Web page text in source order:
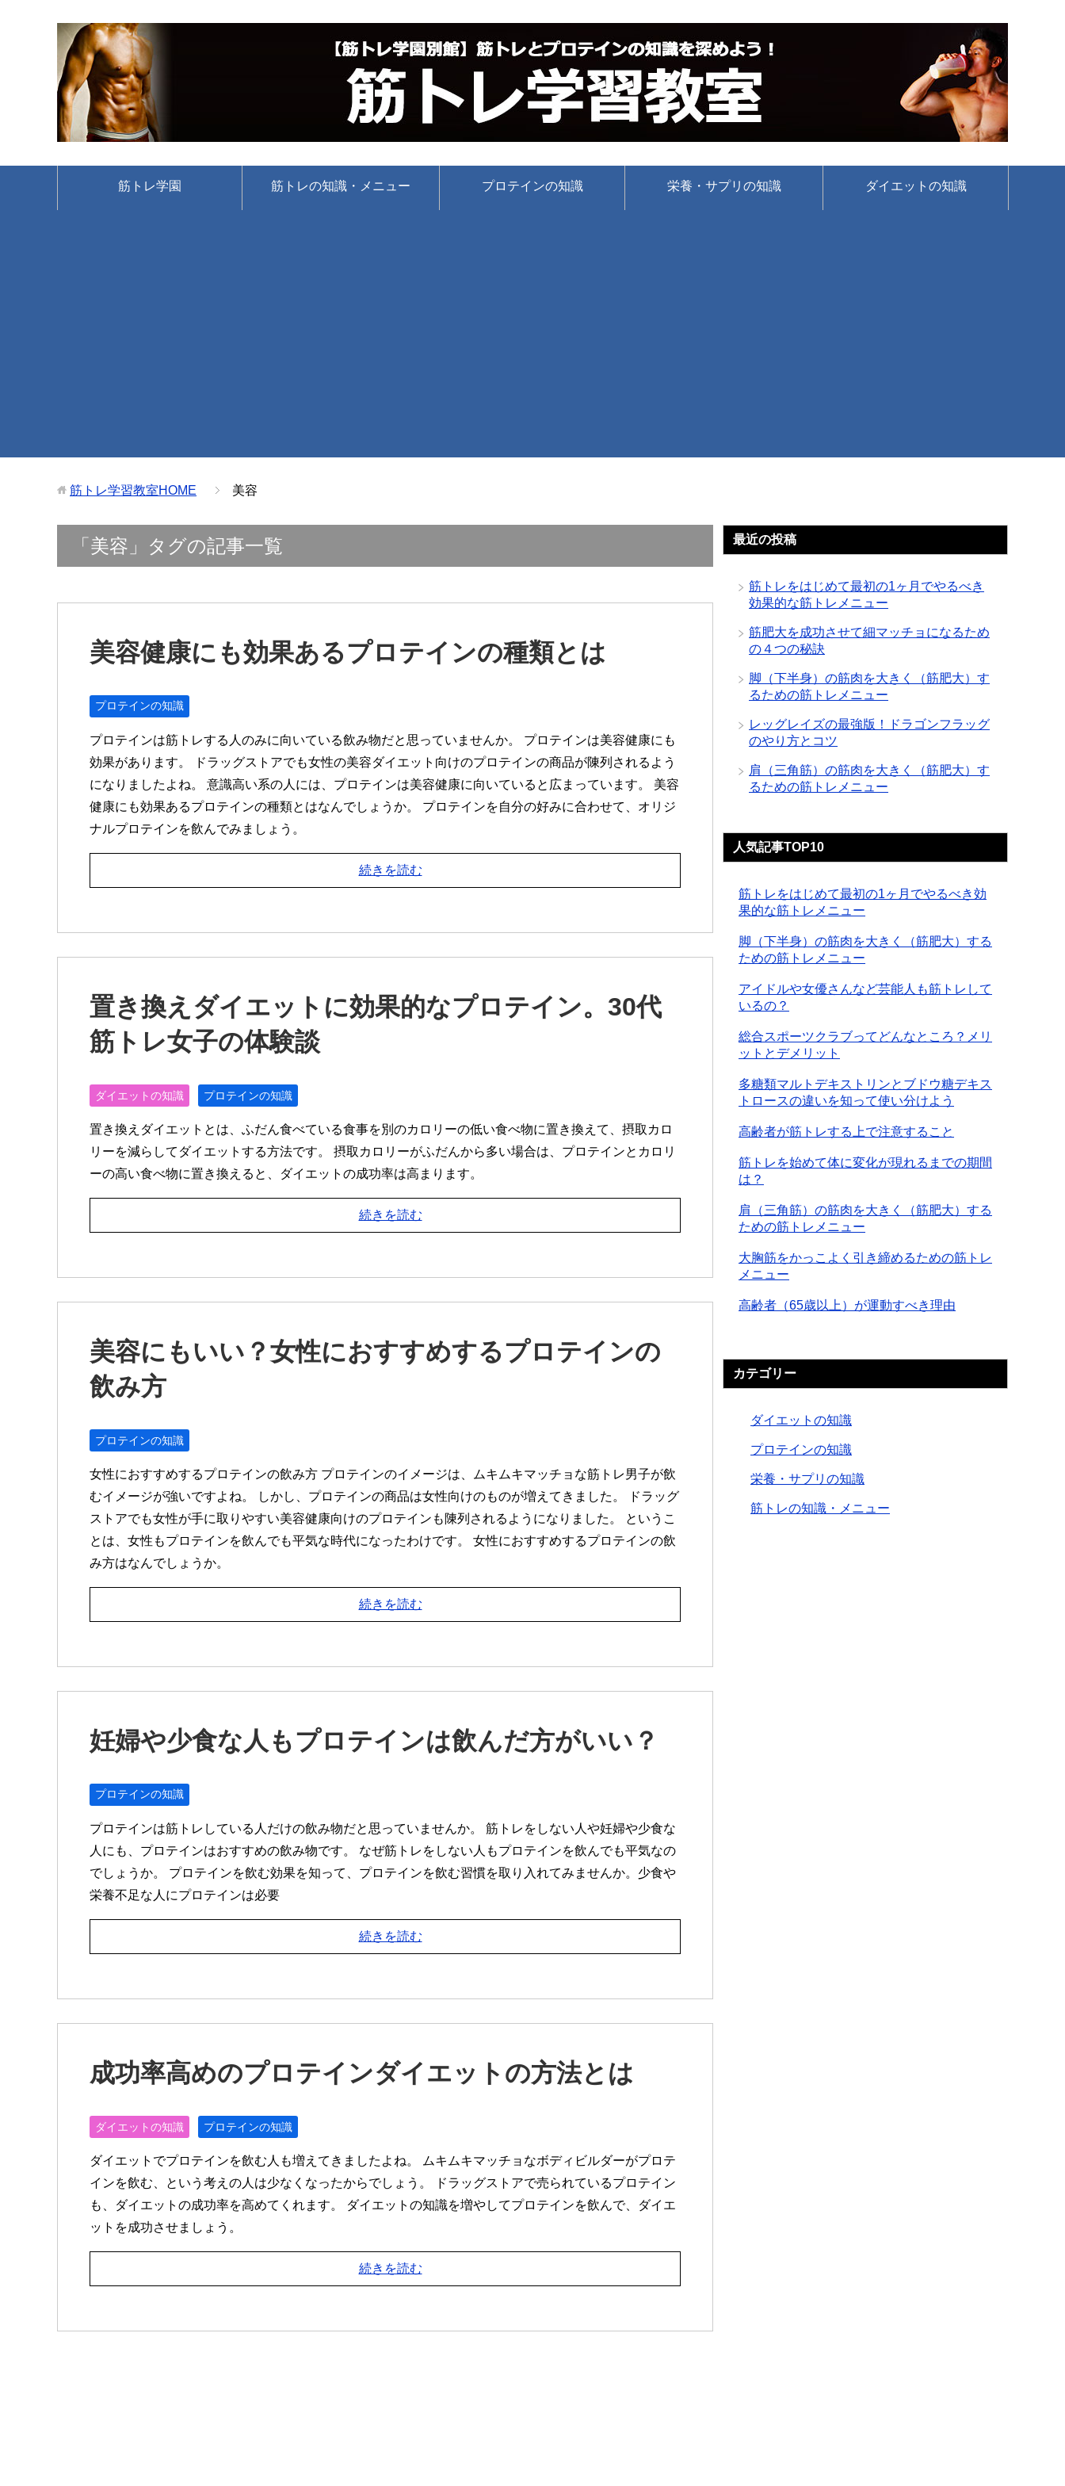
筋トレ学園 筋トレの知識・メニュー プロテインの知識 栄養・サプリの知識 ダイエットの知識
筋トレ学習教室HOME 美容
「美容」タグの記事一覧
美容健康にも効果あるプロテインの種類とは
プロテインの知識
プロテインは筋トレする人のみに向いている飲み物だと思っていませんか。 プロテインは美容健康にも
効果があります。 ドラッグストアでも女性の美容ダイエット向けのプロテインの商品が陳列されるよう
になりましたよね。 意識高い系の人には、プロテインは美容健康に向いていると広まっています。 美容
健康にも効果あるプロテインの種類とはなんでしょうか。 プロテインを自分の好みに合わせて、オリジ
ナルプロテインを飲んでみましょう。
続きを読む
置き換えダイエットに効果的なプロテイン。30代
筋トレ女子の体験談
ダイエットの知識 プロテインの知識
置き換えダイエットとは、ふだん食べている食事を別のカロリーの低い食べ物に置き換えて、摂取カロ
リーを減らしてダイエットする方法です。 摂取カロリーがふだんから多い場合は、プロテインとカロリ
ーの高い食べ物に置き換えると、ダイエットの成功率は高まります。
続きを読む
美容にもいい？女性におすすめするプロテインの
飲み方
プロテインの知識
女性におすすめするプロテインの飲み方 プロテインのイメージは、ムキムキマッチョな筋トレ男子が飲
むイメージが強いですよね。 しかし、プロテインの商品は女性向けのものが増えてきました。 ドラッグ
ストアでも女性が手に取りやすい美容健康向けのプロテインも陳列されるようになりました。 というこ
とは、女性もプロテインを飲んでも平気な時代になったわけです。 女性におすすめするプロテインの飲
み方はなんでしょうか。
続きを読む
妊婦や少食な人もプロテインは飲んだ方がいい？
プロテインの知識
プロテインは筋トレしている人だけの飲み物だと思っていませんか。 筋トレをしない人や妊婦や少食な
人にも、プロテインはおすすめの飲み物です。 なぜ筋トレをしない人もプロテインを飲んでも平気なの
でしょうか。 プロテインを飲む効果を知って、プロテインを飲む習慣を取り入れてみませんか。少食や
栄養不足な人にプロテインは必要
続きを読む
成功率高めのプロテインダイエットの方法とは
ダイエットの知識 プロテインの知識
ダイエットでプロテインを飲む人も増えてきましたよね。 ムキムキマッチョなボディビルダーがプロテ
インを飲む、という考えの人は少なくなったからでしょう。 ドラッグストアで売られているプロテイン
も、ダイエットの成功率を高めてくれます。 ダイエットの知識を増やしてプロテインを飲んで、ダイエ
ットを成功させましょう。
続きを読む
最近の投稿
筋トレをはじめて最初の1ヶ月でやるべき
効果的な筋トレメニュー
筋肥大を成功させて細マッチョになるため
の４つの秘訣
脚（下半身）の筋肉を大きく（筋肥大）す
るための筋トレメニュー
レッグレイズの最強版！ドラゴンフラッグ
のやり方とコツ
肩（三角筋）の筋肉を大きく（筋肥大）す
るための筋トレメニュー
人気記事TOP10
筋トレをはじめて最初の1ヶ月でやるべき効
果的な筋トレメニュー
脚（下半身）の筋肉を大きく（筋肥大）する
ための筋トレメニュー
アイドルや女優さんなど芸能人も筋トレして
いるの？
総合スポーツクラブってどんなところ？メリ
ットとデメリット
多糖類マルトデキストリンとブドウ糖デキス
トロースの違いを知って使い分けよう
高齢者が筋トレする上で注意すること
筋トレを始めて体に変化が現れるまでの期間
は？
肩（三角筋）の筋肉を大きく（筋肥大）する
ための筋トレメニュー
大胸筋をかっこよく引き締めるための筋トレ
メニュー
高齢者（65歳以上）が運動すべき理由
カテゴリー
ダイエットの知識
プロテインの知識
栄養・サプリの知識
筋トレの知識・メニュー